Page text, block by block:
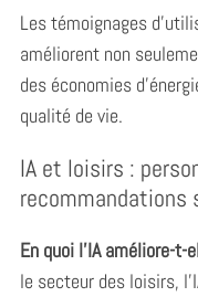
Les témoignages
améliorent non
des économies
qualité de vie.
IA et loisirs :
recommandations
En quoi l’IA améliore-
le secteur des loisirs,
S
a
r
h
f